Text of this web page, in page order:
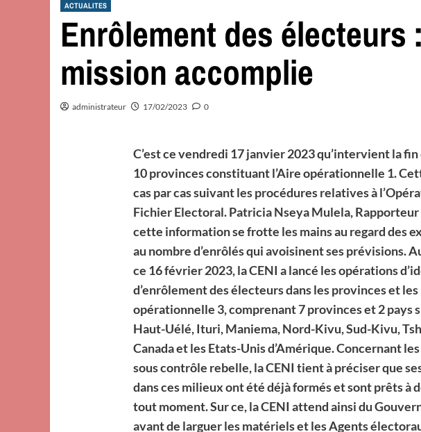
ACTUALITES
Enrôlement des électeurs
mission accomplie
administrateur 17/02/2023 0
C’est ce vendredi 17 janvier 2023 qu’intervient la fin
10 provinces constituant l’Aire opérationnelle 1.
cas par cas suivant les procédures relatives à
Fichier Electoral. Patricia Nseya Mulela, Rapporteur
cette information se frotte les mains au regard des
au nombre d’enrôlés qui avoisinent ses prévisions.
ce 16 février 2023, la CENI a lancé les opérations
d’enrôlement des électeurs dans les provinces et les
opérationnelle 3, comprenant 7 provinces et 2 pays
Haut-Uélé, Ituri, Maniema, Nord-Kivu, Sud-Kivu,
Canada et les Etats-Unis d’Amérique. Concernant
sous contrôle rebelle, la CENI tient à préciser que
dans ces milieux ont été déjà formés et sont prêts à
tout moment. Sur ce, la CENI attend ainsi du
avant de larguer les matériels et les Agents